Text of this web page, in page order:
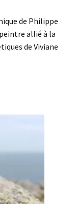
de Philippe
allié à la
de Viviane